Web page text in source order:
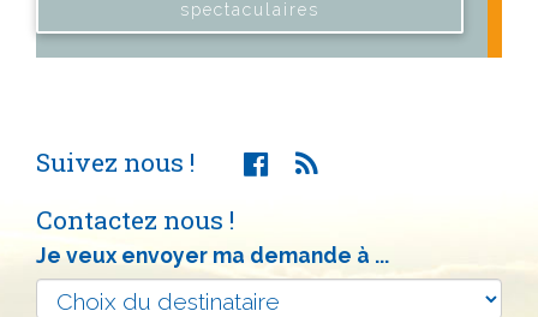
spectaculaires
Suivez nous !
Contactez nous !
Je veux envoyer ma demande à ...